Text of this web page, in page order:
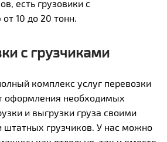
есть грузовики с
10 до 20 тонн.
с грузчиками
комплекс услуг перевозки
оформления необходимых
и выгрузки груза своими
грузчиков. У нас можно